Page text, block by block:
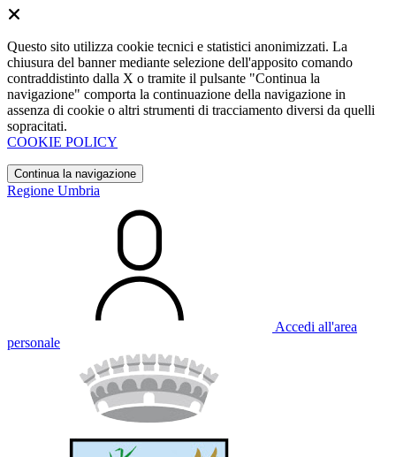
Questo sito utilizza cookie tecnici e statistici anonimizzati. La
chiusura del banner mediante selezione dell'apposito comando
contraddistinto dalla X o tramite il pulsante "Continua la
navigazione" comporta la continuazione della navigazione in
assenza di cookie o altri strumenti di tracciamento diversi da quelli
sopracitati.
COOKIE POLICY
Continua la navigazione
Regione Umbria
Accedi all'area
personale